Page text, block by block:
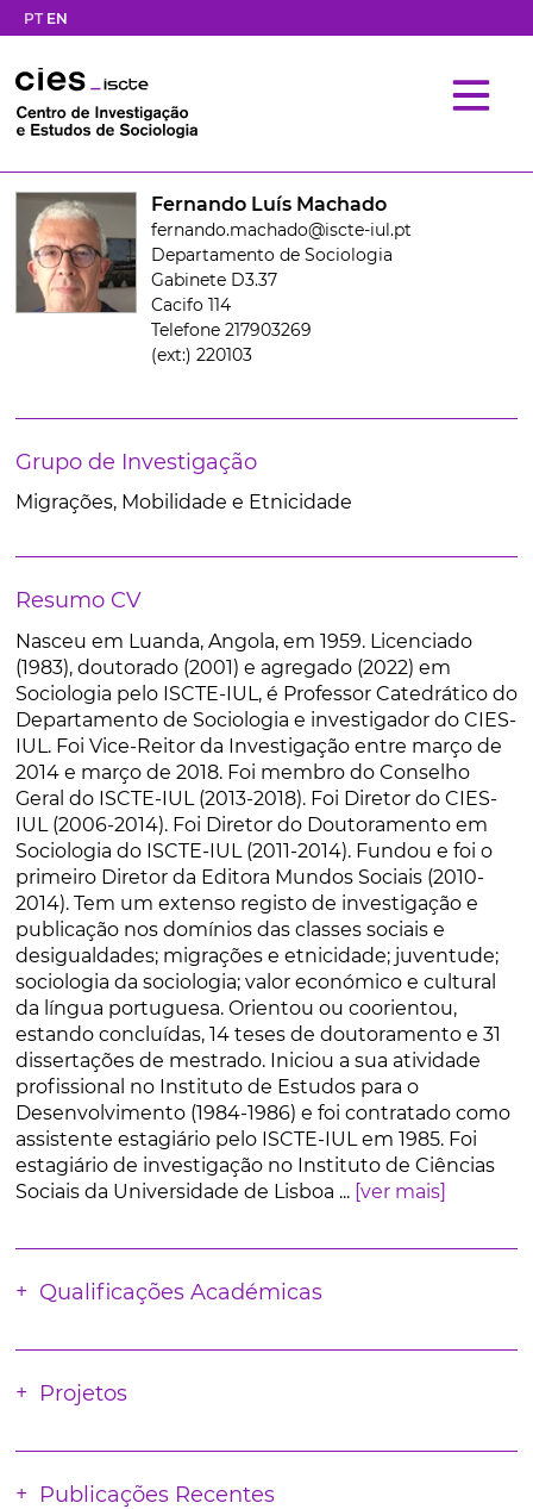
PT EN
Fernando Luís Machado
fernando.machado@iscte-iul.pt
Departamento de Sociologia
Gabinete D3.37
Cacifo 114
Telefone 217903269
(ext:) 220103
Grupo de Investigação
Migrações, Mobilidade e Etnicidade
Resumo CV
Nasceu em Luanda, Angola, em 1959. Licenciado
(1983), doutorado (2001) e agregado (2022) em
Sociologia pelo ISCTE-IUL, é Professor Catedrático do
Departamento de Sociologia e investigador do CIES-
IUL. Foi Vice-Reitor da Investigação entre março de
2014 e março de 2018. Foi membro do Conselho
Geral do ISCTE-IUL (2013-2018). Foi Diretor do CIES-
IUL (2006-2014). Foi Diretor do Doutoramento em
Sociologia do ISCTE-IUL (2011-2014). Fundou e foi o
primeiro Diretor da Editora Mundos Sociais (2010-
2014). Tem um extenso registo de investigação e
publicação nos domínios das classes sociais e
desigualdades; migrações e etnicidade; juventude;
sociologia da sociologia; valor económico e cultural
da língua portuguesa. Orientou ou coorientou,
estando concluídas, 14 teses de doutoramento e 31
dissertações de mestrado. Iniciou a sua atividade
profissional no Instituto de Estudos para o
Desenvolvimento (1984-1986) e foi contratado como
assistente estagiário pelo ISCTE-IUL em 1985. Foi
estagiário de investigação no Instituto de Ciências
Sociais da Universidade de Lisboa ... [ver mais]
Qualificações Académicas
Projetos
Publicações Recentes